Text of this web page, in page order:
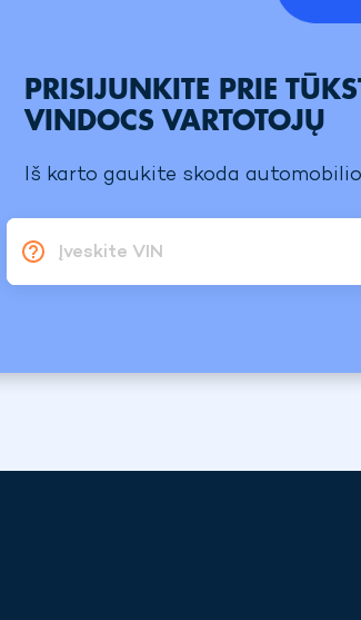
PRISIJUNKITE PRIE
VINDOCS VARTOTOJŲ
Iš karto gaukite skoda
Įveskite VIN